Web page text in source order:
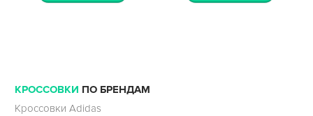
КРОССОВКИ ПО БРЕНДАМ
Кроссовки Adidas